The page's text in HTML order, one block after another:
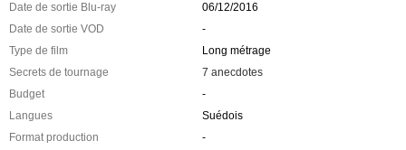
Date de sortie Blu-ray
06/12/2016
Date de sortie VOD
-
Type de film
Long métrage
Secrets de tournage
7 anecdotes
Budget
-
Langues
Suédois
Format production
-